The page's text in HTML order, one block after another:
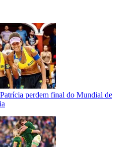
perdem final do Mundial de